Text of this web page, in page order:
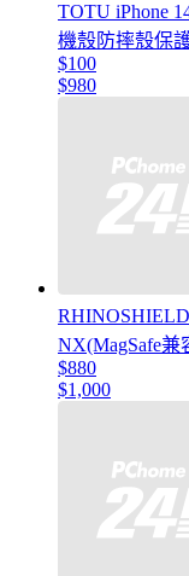
TOTU iPhone
機殼防摔殼保
$100
$980
NX(MagSafe
$880
$1,000